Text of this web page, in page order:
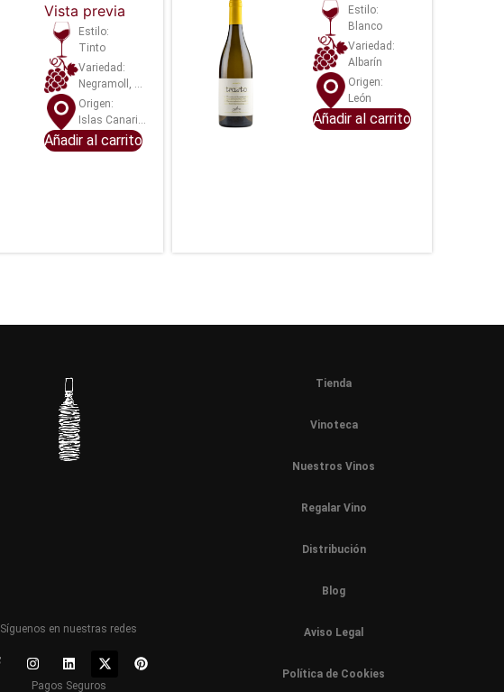
Vista previa
Estilo:
Tinto
Variedad:
Negramoll, Tintilla, Vijariego negro y Baboso negro
Origen:
Islas Canarias
Añadir al carrito
Estilo:
Blanco
Variedad:
Albarín
Origen:
León
Añadir al carrito
Tienda
Vinoteca
Nuestros Vinos
Regalar Vino
Distribución
Blog
Síguenos en nuestras redes
Pagos Seguros
Aviso Legal
Política de Cookies